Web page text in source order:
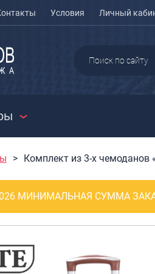
Условия Личный
СУМКИ
Сумки колесные
Сумки спортивные
Сумки деловые
Сумки поясные
Ранцы
Комплект из 3-х чемоданов
МИНИМАЛЬНАЯ СУММА